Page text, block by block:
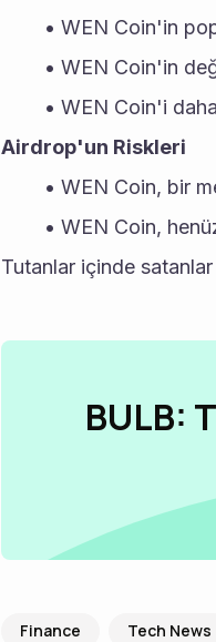
WEN Coin'in
WEN Coin'in
WEN Coin'i
Airdrop'un Riskleri
WEN Coin, bir
WEN Coin,
Tutanlar içinde
BULB:
Finance Tech News